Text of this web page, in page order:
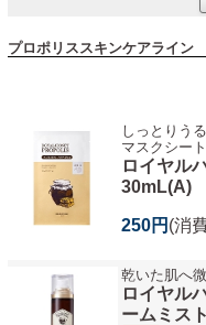
プロポリススキンケアライン
しっとりう
マスクシート
ロイヤル
30mL(A)
250円 (消
乾いた肌へ
ロイヤル
ームミス